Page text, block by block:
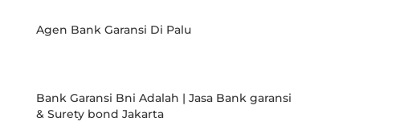
Agen Bank Garansi Di Palu
Bank Garansi Bni Adalah | Jasa Bank garansi
& Surety bond Jakarta